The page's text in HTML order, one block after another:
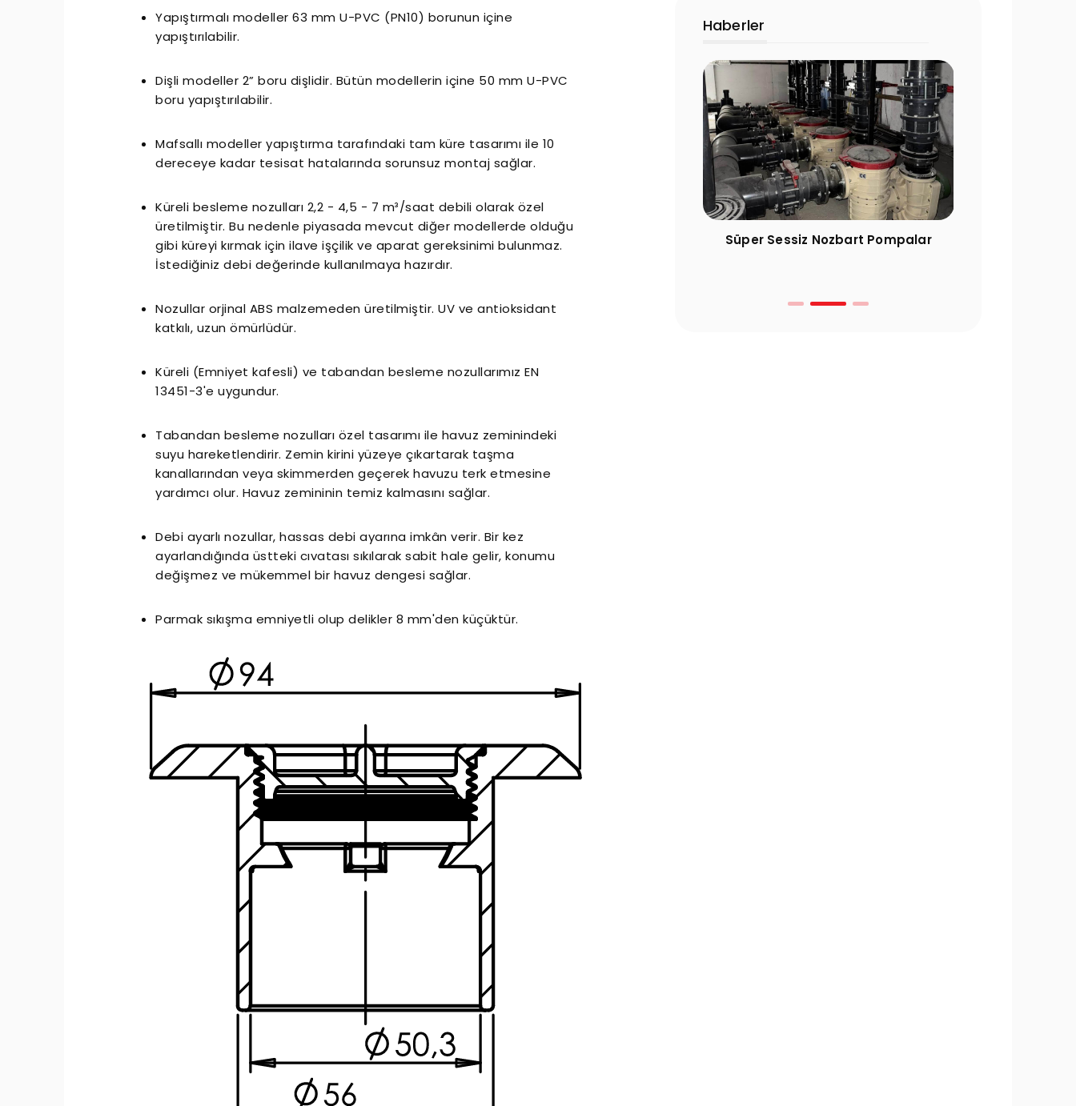
Yapıştırmalı modeller 63 mm U-PVC (PN10) borunun içine
yapıştırılabilir.
Dişli modeller 2” boru dişlidir. Bütün modellerin içine 50 mm U-PVC
boru yapıştırılabilir.
Mafsallı modeller yapıştırma tarafındaki tam küre tasarımı ile 10
dereceye kadar tesisat hatalarında sorunsuz montaj sağlar.
Küreli besleme nozulları 2,2 - 4,5 - 7 m³/saat debili olarak özel
üretilmiştir. Bu nedenle piyasada mevcut diğer modellerde olduğu
gibi küreyi kırmak için ilave işçilik ve aparat gereksinimi bulunmaz.
İstediğiniz debi değerinde kullanılmaya hazırdır.
Nozullar orjinal ABS malzemeden üretilmiştir. UV ve antioksidant
katkılı, uzun ömürlüdür.
Küreli (Emniyet kafesli) ve tabandan besleme nozullarımız EN
13451-3'e uygundur.
Tabandan besleme nozulları özel tasarımı ile havuz zeminindeki
suyu hareketlendirir. Zemin kirini yüzeye çıkartarak taşma
kanallarından veya skimmerden geçerek havuzu terk etmesine
yardımcı olur. Havuz zemininin temiz kalmasını sağlar.
Debi ayarlı nozullar, hassas debi ayarına imkân verir. Bir kez
ayarlandığında üstteki cıvatası sıkılarak sabit hale gelir, konumu
değişmez ve mükemmel bir havuz dengesi sağlar.
Parmak sıkışma emniyetli olup delikler 8 mm'den küçüktür.
Haberler
Filtre Seçiminde Dikkat Edilmesi
Gereken Hususlar
Havuz Sezon Açılışı Rehberi: Yaz
Öncesi Yapılması Gereken 10 Kritik
Süper Sessiz Nozbart Pompalar